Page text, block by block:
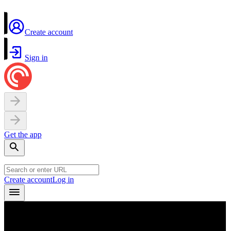
Create account
Sign in
Get the app
Create accountLog in